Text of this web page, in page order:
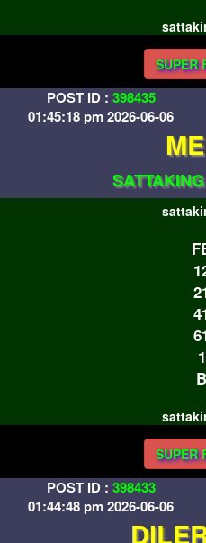
SUPER
POST ID : 398435
01:45:18 pm 2026-06-06
1
B
SUPER
POST ID : 398433
01:44:48 pm 2026-06-06